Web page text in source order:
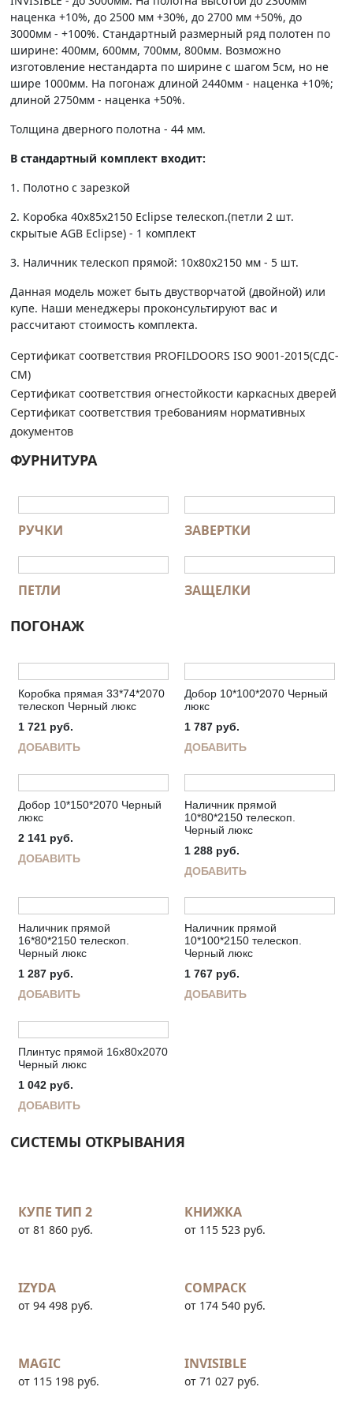
наценка +10%, до 2500 мм +30%, до 2700 мм +50%, до
3000мм - +100%. Стандартный размерный ряд полотен по
ширине: 400мм, 600мм, 700мм, 800мм. Возможно
изготовление нестандарта по ширине с шагом 5см, но не
шире 1000мм. На погонаж длиной 2440мм - наценка +10%;
длиной 2750мм - наценка +50%.
Толщина дверного полотна - 44 мм.
В стандартный комплект входит:
1. Полотно c зарезкой
2. Коробка 40х85х2150 Eclipse телескоп.(петли 2 шт.
скрытые AGB Eclipse) - 1 комплект
3. Наличник телескоп прямой: 10х80х2150 мм - 5 шт.
Данная модель может быть двустворчатой (двойной) или
купе. Наши менеджеры проконсультируют вас и
рассчитают стоимость комплекта.
Сертификат соответствия PROFILDOORS ISO 9001-2015(СДС-
СМ)
Сертификат соответствия огнестойкости каркасных дверей
Сертификат соответствия требованиям нормативных
документов
ФУРНИТУРА
РУЧКИ ЗАВЕРТКИ
ПЕТЛИ ЗАЩЕЛКИ
ПОГОНАЖ
Коробка прямая 33*74*2070
телескоп Черный люкс
1 721 руб.
ДОБАВИТЬ
Добор 10*100*2070 Черный
люкс
1 787 руб.
ДОБАВИТЬ
Добор 10*150*2070 Черный
люкс
2 141 руб.
ДОБАВИТЬ
Наличник прямой
10*80*2150 телескоп.
Черный люкс
1 288 руб.
ДОБАВИТЬ
Наличник прямой
16*80*2150 телескоп.
Черный люкс
1 287 руб.
ДОБАВИТЬ
Наличник прямой
10*100*2150 телескоп.
Черный люкс
1 767 руб.
ДОБАВИТЬ
Плинтус прямой 16х80х2070
Черный люкс
1 042 руб.
ДОБАВИТЬ
СИСТЕМЫ ОТКРЫВАНИЯ
КУПЕ ТИП 2
от 81 860 руб.
КНИЖКА
от 115 523 руб.
IZYDA
от 94 498 руб.
COMPACK
от 174 540 руб.
MAGIC
от 115 198 руб.
INVISIBLE
от 71 027 руб.